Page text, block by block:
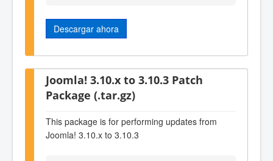
Descargar ahora
Joomla! 3.10.x to 3.10.3 Patch
Package (.tar.gz)
This package is for performing updates from
Joomla! 3.10.x to 3.10.3